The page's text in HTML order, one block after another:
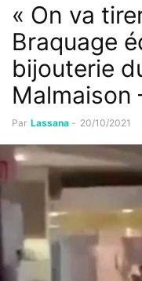
« On va
Braquage
bijouterie
Malmaison
Par Lassana - 20/10/2021